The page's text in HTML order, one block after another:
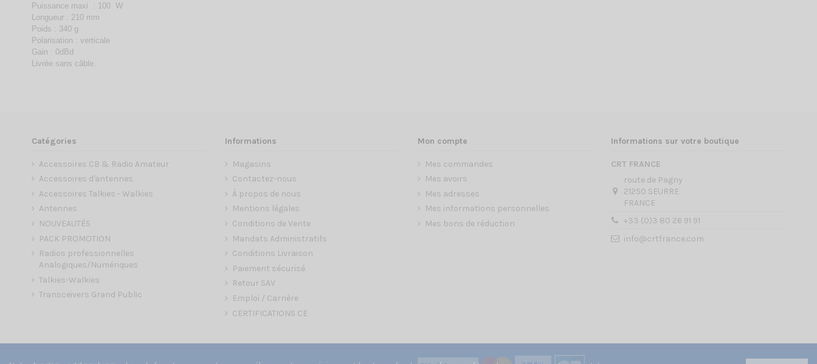
Puissance maxi : 100 W
Longueur : 210 mm
Poids : 340 g
Polarisation : verticale
Gain : 0dBd
Livrée sans câble.
Catégories
Accessoires CB & Radio Amateur
Accessoires d'antennes
Accessoires Talkies - Walkies
Antennes
NOUVEAUTÉS
PACK PROMOTION
Radios professionnelles
Analogiques/Numériques
Talkies-Walkies
Transceivers Grand Public
Informations
Magasins
Contactez-nous
À propos de nous
Mentions légales
Conditions de Vente
Mandats Administratifs
Conditions Livraison
Paiement sécurisé
Retour SAV
Emploi / Carrière
CERTIFICATIONS CE
Mon compte
Mes commandes
Mes avoirs
Mes adresses
Mes informations personnelles
Mes bons de réduction
Informations sur votre boutique
CRT FRANCE
route de Pagny
21250 SEURRE
FRANCE
+33 (0)3 80 26 91 91
info@crtfrance.com